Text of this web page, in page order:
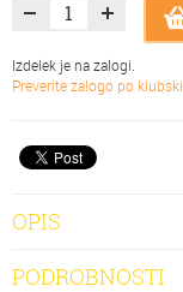
Izdelek je na zalogi.
Preverite zalogo po
OPIS
PODROBNOSTI